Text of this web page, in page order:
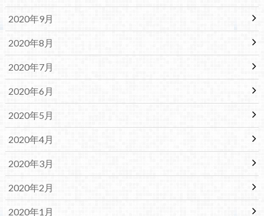
2020年9月
2020年8月
2020年7月
2020年6月
2020年5月
2020年4月
2020年3月
2020年2月
2020年1月